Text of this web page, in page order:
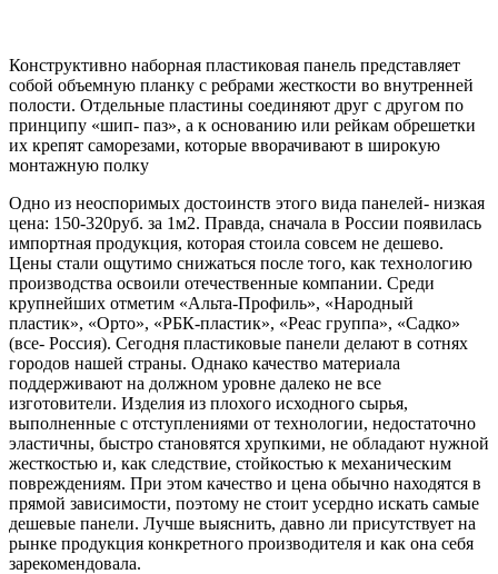
Конструктивно наборная пластиковая панель представляет
собой объемную планку с ребрами жесткости во внутренней
полости. Отдельные пластины соединяют друг с другом по
принципу «шип- паз», а к основанию или рейкам обрешетки
их крепят саморезами, которые вворачивают в широкую
монтажную полку
Одно из неоспоримых достоинств этого вида панелей- низкая
цена: 150-320руб. за 1м2. Правда, сначала в России появилась
импортная продукция, которая стоила совсем не дешево.
Цены стали ощутимо снижаться после того, как технологию
производства освоили отечественные компании. Среди
крупнейших отметим «Альта-Профиль», «Народный
пластик», «Орто», «РБК-пластик», «Реас группа», «Садко»
(все- Россия). Сегодня пластиковые панели делают в сотнях
городов нашей страны. Однако качество материала
поддерживают на должном уровне далеко не все
изготовители. Изделия из плохого исходного сырья,
выполненные с отступлениями от технологии, недостаточно
эластичны, быстро становятся хрупкими, не обладают нужной
жесткостью и, как следствие, стойкостью к механическим
повреждениям. При этом качество и цена обычно находятся в
прямой зависимости, поэтому не стоит усердно искать самые
дешевые панели. Лучше выяснить, давно ли присутствует на
рынке продукция конкретного производителя и как она себя
зарекомендовала.